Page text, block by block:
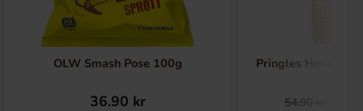
OLW Smash Pose 100g
36.90 kr
Pringles Honey
54.90 kr